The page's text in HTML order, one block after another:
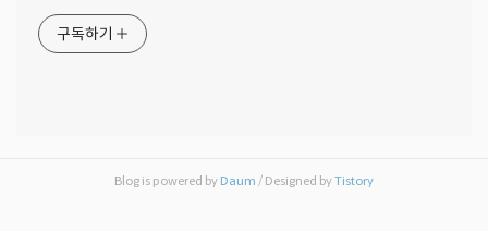
구독하기
Blog is powered by Daum / Designed byTistory